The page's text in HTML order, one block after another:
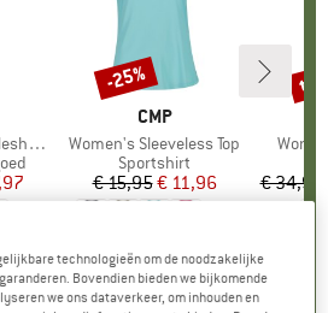
Pants
prijs
MERK
CMP
Artikel
Women's Sleeveless Top
Productgroep
Sportshirt
Prijs
€ 15,95Verlaagde prijs
€ 11,96
Korting
-25%
Artikel
€ 34,95
tot
technologieën om de noodzakelijke
Bovendien bieden we bijkomende
we ons dataverkeer, om inhouden en